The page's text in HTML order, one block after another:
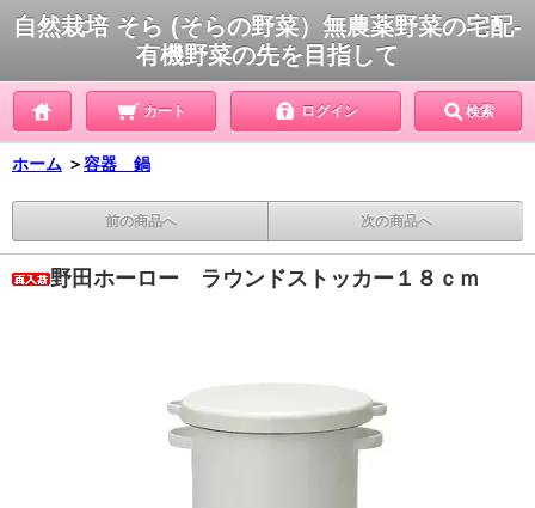
自然栽培 そら (そらの野菜）無農薬野菜の宅配-
有機野菜の先を目指して
カート ログイン 検索
ホーム ＞容器 鍋
前の商品へ 次の商品へ
野田ホーロー ラウンドストッカー１８ｃｍ